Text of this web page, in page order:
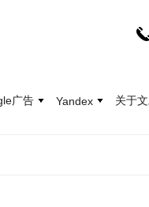
广告 Yandex 关于文